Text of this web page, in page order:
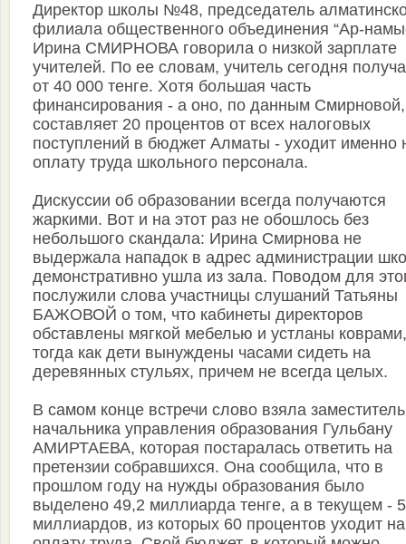
Директор школы №48, председатель
филиала общественного объединения “Ар-
Ирина СМИРНОВА говорила о низкой зарплате
учителей. По ее словам, учитель сегодня
от 40 000 тенге. Хотя большая часть
финансирования - а оно, по данным Смирновой,
составляет 20 процентов от всех налоговых
поступлений в бюджет Алматы - уходит именно
оплату труда школьного персонала.
Дискуссии об образовании всегда получаются
жаркими. Вот и на этот раз не обошлось без
небольшого скандала: Ирина Смирнова не
выдержала нападок в адрес администрации
демонстративно ушла из зала. Поводом для
послужили слова участницы слушаний Татьяны
БАЖОВОЙ о том, что кабинеты директоров
обставлены мягкой мебелью и устланы коврами,
тогда как дети вынуждены часами сидеть на
деревянных стульях, причем не всегда целых.
В самом конце встречи слово взяла заместитель
начальника управления образования Гульбану
АМИРТАЕВА, которая постаралась ответить на
претензии собравшихся. Она сообщила, что в
прошлом году на нужды образования было
выделено 49,2 миллиарда тенге, а в текущем -
миллиардов, из которых 60 процентов уходит на